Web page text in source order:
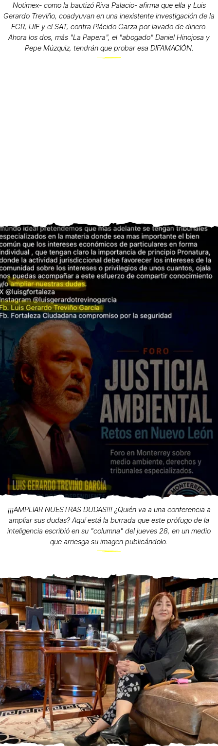
Notimex- como la bautizó Riva Palacio- afirma que ella y Luis
Gerardo Treviño, coadyuvan en una inexistente investigación de la
FGR, UIF y el SAT, contra Plácido Garza por lavado de dinero.
Ahora los dos, más "La Papera", el "abogado" Daniel Hinojosa y
Pepe Múzquiz, tendrán que probar esa DIFAMACIÓN.
¡¡¡AMPLIAR NUESTRAS DUDAS!!! ¿Quién va a una conferencia a
ampliar sus dudas? Aquí está la burrada que este prófugo de la
inteligencia escribió en su "columna" del jueves 28, en un medio
que arriesga su imagen publicándolo.